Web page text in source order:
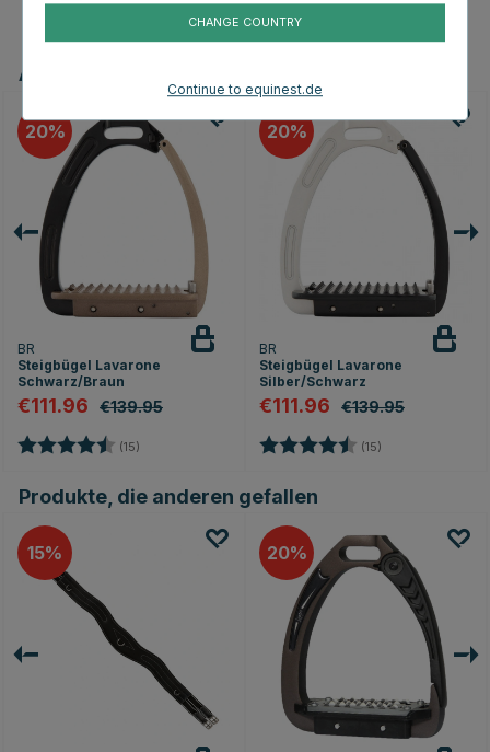
Andere Produkte, die Ihnen gefallen könnten
20
BR
Steigbügel Lavarone
Schwarz/Braun
€111.96 €139.95
Bewertung: (15)
20
BR
Steigbügel Lavarone
Silber/Schwarz
€111.96 €139.95
Bewertung: (15)
Produkte, die anderen gefallen
15 20
CHANGE COUNTRY
Continue to equinest.de